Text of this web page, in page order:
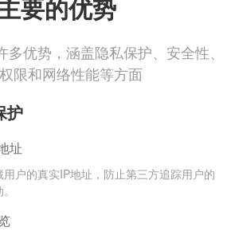
要的优势
优势，涵盖隐私保护、安全性、
限和网络性能等方面
护
址
用户的真实IP地址，防止第三方追踪用户的